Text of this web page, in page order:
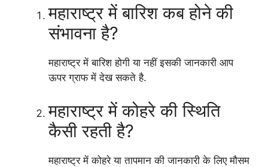
महाराष्ट्र में बारिश कब होने की
संभावना है?
महाराष्ट्र में बारिश होगी या नहीं इसकी जानकारी आप
ऊपर ग्राफ में देख सकते है.
महाराष्ट्र में कोहरे की स्थिति
कैसी रहती है?
महाराष्ट्र में कोहरे या तापमान की जानकारी के लिए मौसम